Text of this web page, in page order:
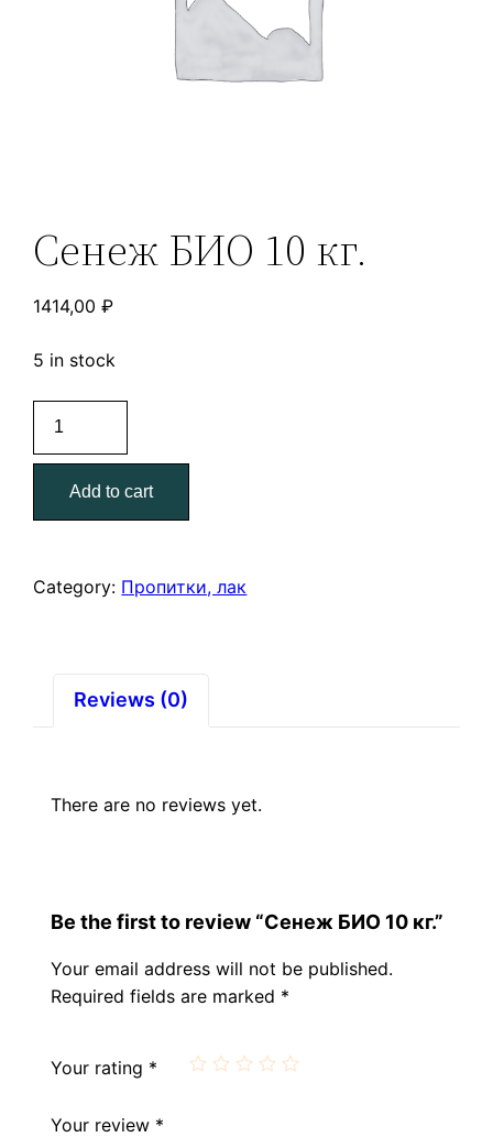
Сенеж БИО 10 кг.
1414,00₽
5 in stock
БИО
10
quantity
Add to cart
Category: Пропитки, лак
Reviews (0)
There are no reviews yet.
Be the first to review “Сенеж БИО 10 кг.”
Your email address will not be published.
Required fields are marked *
Your rating *
Your review *